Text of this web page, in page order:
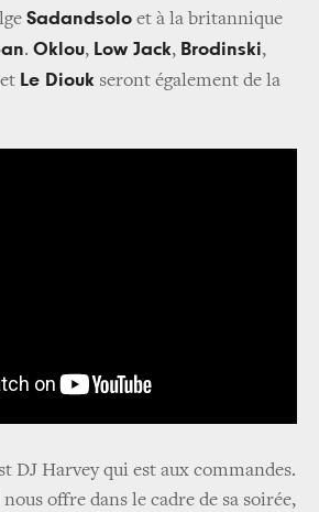
Sadandsolo et à la britannique
. Oklou, Low Jack, Brodinski,
et Le Diouk seront également de la
DJ Harvey qui est aux commandes.
offre dans le cadre de sa soirée,